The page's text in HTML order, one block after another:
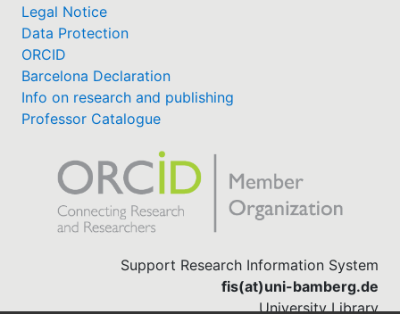
Legal Notice
Data Protection
ORCID
Barcelona Declaration
Info on research and publishing
Professor Catalogue
Support Research Information System
fis(at)uni-bamberg.de
University Library